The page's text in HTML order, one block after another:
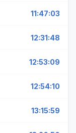
11:47:03
12:31:48
12:53:09
12:54:10
13:15:59